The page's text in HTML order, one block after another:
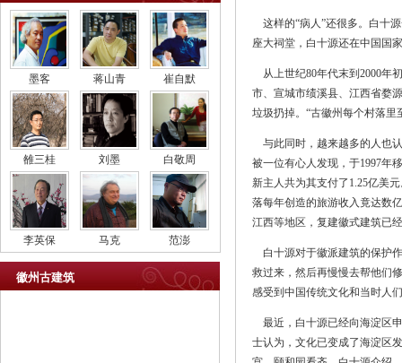
墨客 蒋山青 崔自默
雒三桂 刘墨 白敬周
李英保 马克 范澎
徽州古建筑
这样的“病人”还很多。白十
座大祠堂，白十源还在中国国
从上世纪80年代末到2000年
市、宣城市绩溪县、江西省婺
垃圾扔掉。“古徽州每个村落
与此同时，越来越多的人也
被一位有心人发现，于1997年
新主人共为其支付了1.25亿美
落每年创造的旅游收入竟达数
江西等地区，复建徽式建筑已
白十源对于徽派建筑的保护
救过来，然后再慢慢去帮他们
感受到中国传统文化和当时人
最近，白十源已经向海淀区
士认为，文化已变成了海淀区